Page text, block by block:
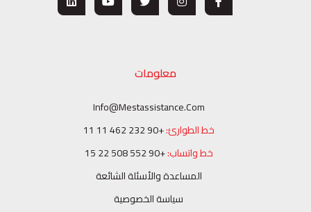
معلومات
Info@mestassistance.com
خط الطوارئ:+90 232 462 11 11
خط واتساب:+90 552 508 22 15
المساعدة والأسئلة الشائعة
سياسة الخصوصية